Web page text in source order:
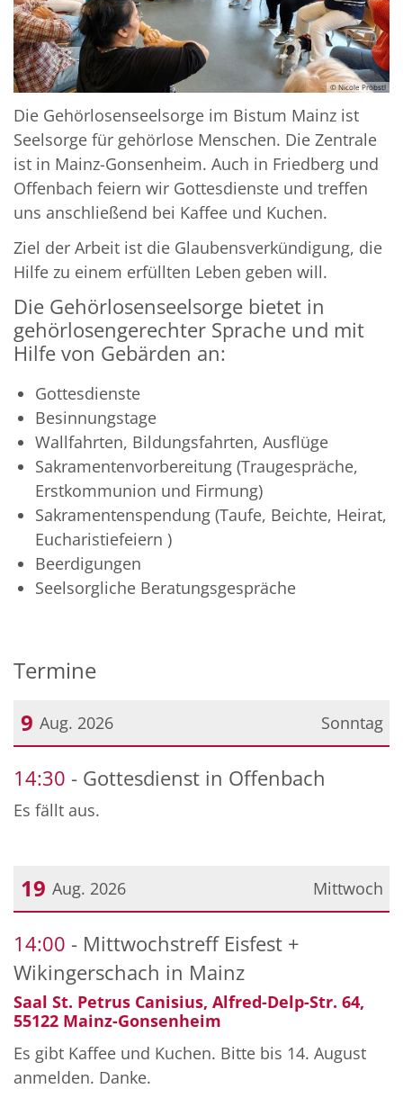
© Bistum Mainz / Nicole Pröbstl
© Nicole Pröbstl
Die Gehörlosenseelsorge im Bistum Mainz ist
Seelsorge für gehörlose Menschen. Die Zentrale
ist in Mainz-Gonsenheim. Auch in Friedberg und
Offenbach feiern wir Gottesdienste und treffen
uns anschließend bei Kaffee und Kuchen.
Ziel der Arbeit ist die Glaubensverkündigung, die
Hilfe zu einem erfüllten Leben geben will.
Die Gehörlosenseelsorge bietet in
gehörlosengerechter Sprache und mit
Hilfe von Gebärden an:
Gottesdienste
Besinnungstage
Wallfahrten, Bildungsfahrten, Ausflüge
Sakramentenvorbereitung (Traugespräche,
Erstkommunion und Firmung)
Sakramentenspendung (Taufe, Beichte, Heirat,
Eucharistiefeiern )
Beerdigungen
Seelsorgliche Beratungsgespräche
Termine
Sonntag
9 Aug. 2026
14:30 Gottesdienst in Offenbach
Es fällt aus.
Mittwoch
19 Aug. 2026
14:00
Mittwochstreff Eisfest +
Wikingerschach in Mainz
Saal St. Petrus Canisius, Alfred-Delp-Str. 64,
55122 Mainz-Gonsenheim
Es gibt Kaffee und Kuchen. Bitte bis 14. August
anmelden. Danke.